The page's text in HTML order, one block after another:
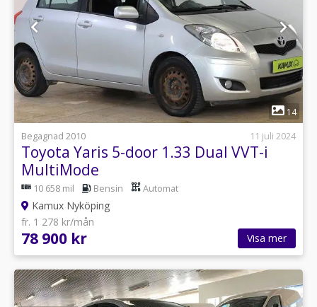
1
14
Begagnad 2010
11 juli 2024
Toyota Yaris 5-door 1.33 Dual VVT-i
MultiMode
10 658 mil Bensin Automat
Kamux Nyköping
fr. 1 278 kr/mån
78 900 kr Visa mer